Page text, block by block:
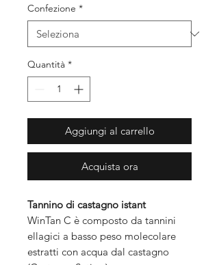
Confezione *
Quantità *
Aggiungi al carrello
Acquista ora
Tannino di castagno istant
WinTan C è composto da tannini
ellagici a basso peso molecolare
estratti con acqua dal castagno